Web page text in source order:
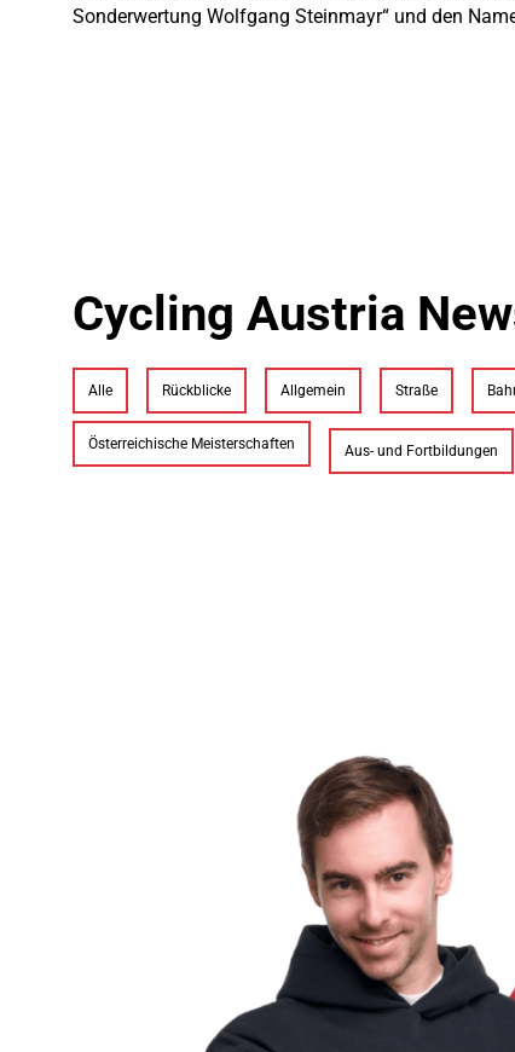
Sonderwertung Wolfgang Steinmayr“ und den
Cycling Austria
Alle Rückblicke Allgemein Straße
Österreichische Meisterschaften Aus- und Fortbildungen